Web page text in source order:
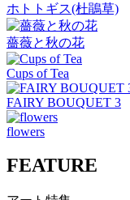
ホトトギス(杜鵑草)
薔薇と秋の花
Cups of Tea
FAIRY BOUQUET 3
flowers
FEATURE